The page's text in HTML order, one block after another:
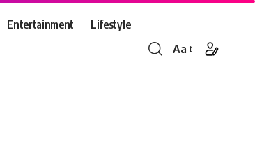
Entertainment Lifestyle
Aa